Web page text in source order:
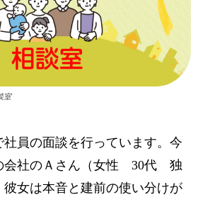
室
員の面談を行っています。今
会社のＡさん（女性 30代 独
女は本音と建前の使い分けが